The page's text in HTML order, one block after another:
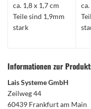
ca. 1,8 x 1,7 cm
Teile sind 1,9mm
stark
Informationen zur
Lais Systeme GmbH
Zeilweg 44
60439 Frankfurt am Main